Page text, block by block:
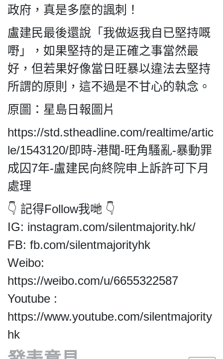
政府，真是多麼的諷刺！
盧建民最後還說「我做返我自已堅持嘅
嘢」，如果堅持的是正確之事當然最
好，但若果好像當日旺暴以違法去堅持
所謂的原則，這不過是不甘心的執念。
原圖：星島日報圖片
https://std.stheadline.com/realtime/artic
le/1543120/即時-港聞-旺角騷亂-暴動罪
成囚7年-盧建民向終院申上訴許可下月
處理
👇 記得Follow我哋 👇
IG: instagram.com/silentmajority.hk/
FB: fb.com/silentmajorityhk
Weibo:
https://weibo.com/u/6655322587
Youtube :
https://www.youtube.com/silentmajority
hk